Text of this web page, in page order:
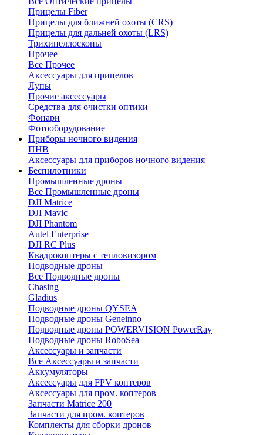
Прицелы Fiber
Прицелы для ближней охоты (CRS)
Прицелы для дальней охоты (LRS)
Трихинеллоскопы
Прочее
Все Прочее
Аксессуары для прицелов
Лупы
Прочие аксессуары
Средства для очистки оптики
Фонари
Фотооборудование
Приборы ночного видения
ПНВ
Аксессуары для приборов ночного видения
Беспилотники
Промышленные дроны
Все Промышленные дроны
DJI Matrice
DJI Mavic
DJI Phantom
Autel Enterprise
DJI RC Plus
Квадрокоптеры с тепловизором
Подводные дроны
Все Подводные дроны
Chasing
Gladius
Подводные дроны QYSEA
Подводные дроны Geneinno
Подводные дроны POWERVISION PowerRay
Подводные дроны RoboSea
Аксессуары и запчасти
Все Аксессуары и запчасти
Аккумуляторы
Аксессуары для FPV коптеров
Аксессуары для пром. коптеров
Запчасти Matrice 200
Запчасти для пром. коптеров
Комплекты для сборки дронов